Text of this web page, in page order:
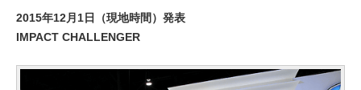
2015年12月1日（現地時間）発表
IMPACT CHALLENGER